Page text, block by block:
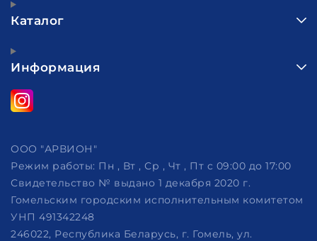
Каталог
Информация
ООО "АРВИОН"
Режим работы: Пн , Вт , Ср , Чт , Пт c 09:00 до 17:00
Свидетельство № выдано 1 декабря 2020 г.
Гомельским городским исполнительным комитетом
УНП 491342248
246022, Республика Беларусь, г. Гомель, ул.